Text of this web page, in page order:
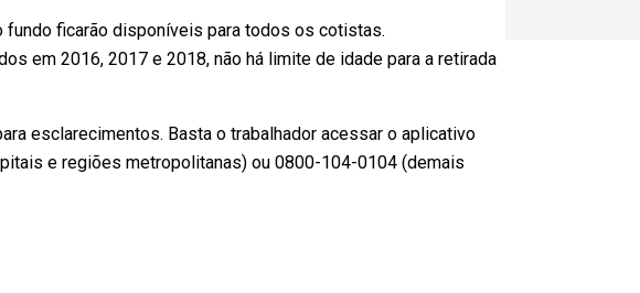
fundo ficarão disponíveis para todos os cotistas.
em 2016, 2017 e 2018, não há limite de idade para a retirada
esclarecimentos. Basta o trabalhador acessar o aplicativo
e regiões metropolitanas) ou 0800-104-0104 (demais